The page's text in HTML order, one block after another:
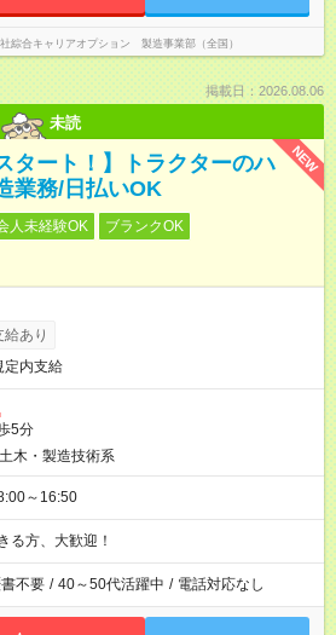
綜合キャリアオプション 製造事業部（全国）
掲載日：2026.08.06
未読
NEW
タート！】トラクターのハ
業務/日払いOK
人未経験OK
ブランクOK
あり
定内支給
5分
木・製造技術系
～16:50
る方、大歓迎！
不要 / 40～50代活躍中 / 電話対応なし